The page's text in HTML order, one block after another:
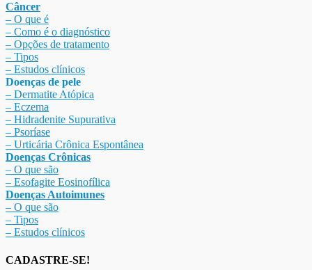
Câncer
– O que é
– Como é o diagnóstico
– Opções de tratamento
– Tipos
– Estudos clínicos
Doenças de pele
– Dermatite Atópica
– Eczema
– Hidradenite Supurativa
– Psoríase
– Urticária Crônica Espontânea
Doenças Crônicas
– O que são
– Esofagite Eosinofílica
Doenças Autoimunes
– O que são
– Tipos
– Estudos clínicos
CADASTRE-SE!